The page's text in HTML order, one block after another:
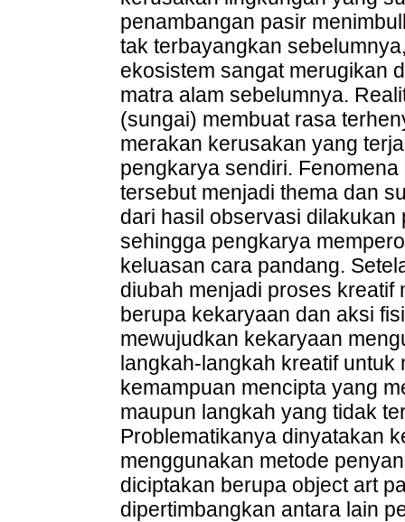
penambangan pasir
tak terbayangkan
ekosistem sangat merugikan
matra alam sebelumnya.
(sungai) membuat rasa
merakan kerusakan yang
pengkarya sendiri.
tersebut menjadi thema dan
dari hasil observasi
sehingga pengkarya
keluasan cara pandang.
diubah menjadi proses
berupa kekaryaan dan aksi
mewujudkan kekaryaan
langkah-langkah kreatif
kemampuan mencipta yang
maupun langkah yang tidak
Problematikanya dinyatakan
menggunakan metode
diciptakan berupa object art
dipertimbangkan antara lain